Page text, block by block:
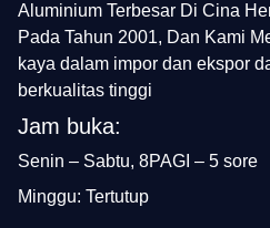
Aluminium Terbesar Di Cina
Pada Tahun 2001, Dan Kami
kaya dalam impor dan ekspor
berkualitas tinggi
Jam buka:
Senin – Sabtu, 8PAGI – 5 sore
Minggu: Tertutup